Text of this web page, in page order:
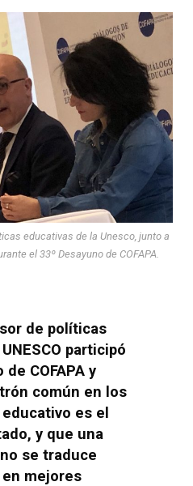
educativas de la Unesco, junto a
el 33º Desayuno de COFAPA.
de políticas
participó
COFAPA y
común en los
es el
y que una
se traduce
mejores